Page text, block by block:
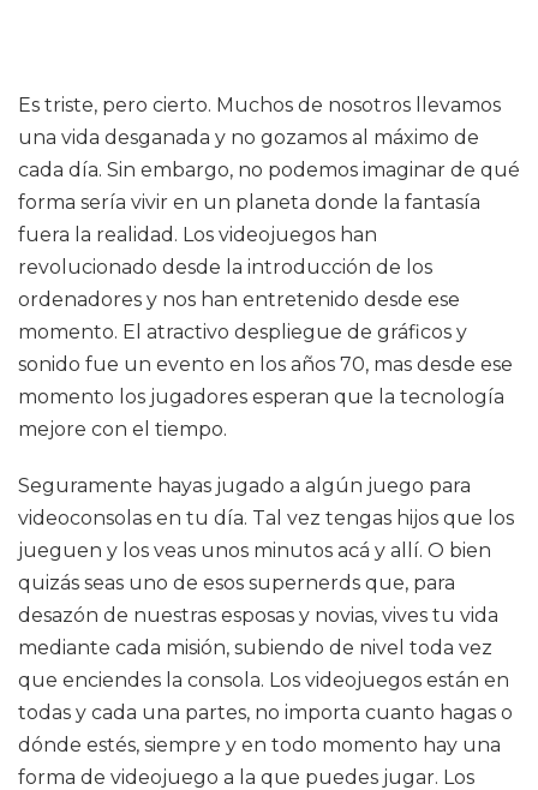
Es triste, pero cierto. Muchos de nosotros llevamos
una vida desganada y no gozamos al máximo de
cada día. Sin embargo, no podemos imaginar de qué
forma sería vivir en un planeta donde la fantasía
fuera la realidad. Los videojuegos han
revolucionado desde la introducción de los
ordenadores y nos han entretenido desde ese
momento. El atractivo despliegue de gráficos y
sonido fue un evento en los años 70, mas desde ese
momento los jugadores esperan que la tecnología
mejore con el tiempo.
Seguramente hayas jugado a algún juego para
videoconsolas en tu día. Tal vez tengas hijos que los
jueguen y los veas unos minutos acá y allí. O bien
quizás seas uno de esos supernerds que, para
desazón de nuestras esposas y novias, vives tu vida
mediante cada misión, subiendo de nivel toda vez
que enciendes la consola. Los videojuegos están en
todas y cada una partes, no importa cuanto hagas o
dónde estés, siempre y en todo momento hay una
forma de videojuego a la que puedes jugar. Los